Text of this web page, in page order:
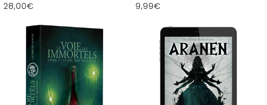
Prix
28,00€
Prix
9,99€